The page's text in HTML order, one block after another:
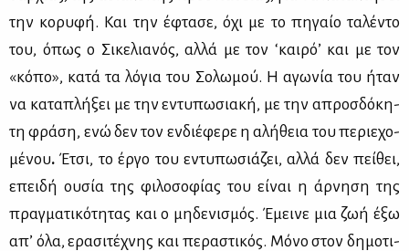
την κο­ρυ­φή. Και την έφτα­σε, όχι με το πη­γαίο τα­λέ­ντο
του, όπως ο Σι­κε­λια­νός, αλ­λά με τον ‘και­ρό’ και με τον
«κό­πο», κα­τά τα λό­για του Σο­λω­μού. Η αγω­νία του ήταν
να κα­τα­πλή­ξει με την εντυ­πω­σια­κή, με την απροσ­δό­κη­
τη φρά­ση, ενώ δεν τον εν­διέ­φε­ρε η αλή­θεια του πε­ριε­χο­
μέ­νου. Έτσι, το έρ­γο του εντυ­πω­σιά­ζει, αλ­λά δεν πεί­θει,
επει­δή ου­σία της φι­λο­σο­φί­ας του εί­ναι η άρ­νη­ση της
πραγ­μα­τι­κό­τη­τας και ο μη­δε­νι­σμός. Έμει­νε μια ζωή έξω
απ’ όλα, ερα­σι­τέ­χνης και πε­ρα­στι­κός. Μό­νο στον δη­μο­τι­